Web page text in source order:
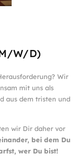
W/D)
Wir
mit uns als
aus dem tristen und
wir Dir daher vor
bei dem Du
wer Du bist!